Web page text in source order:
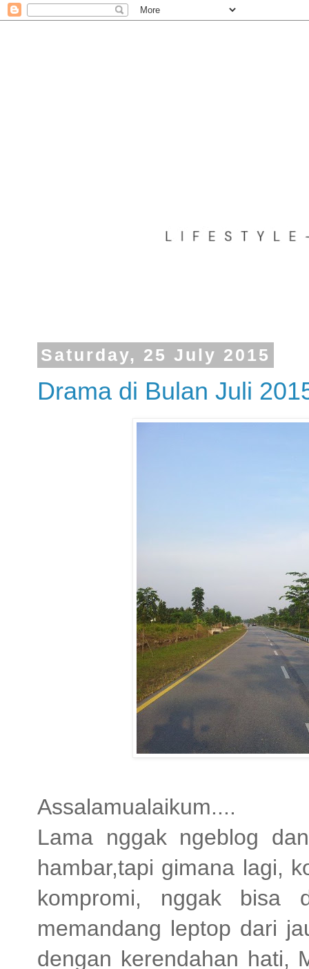
Saturday, 25 July 2015
Drama di Bulan Juli
Assalamualaikum....
Lama nggak ngeblog
hambar,tapi gimana lagi,
kompromi, nggak bisa
memandang leptop dari
dengan kerendahan hati,